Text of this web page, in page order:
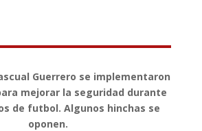
Guerrero se implementaron
mejorar la seguridad durante
de futbol. Algunos hinchas se
oponen.